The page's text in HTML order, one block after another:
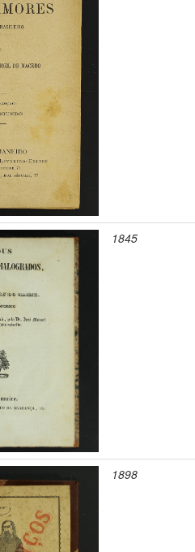
1845
1898